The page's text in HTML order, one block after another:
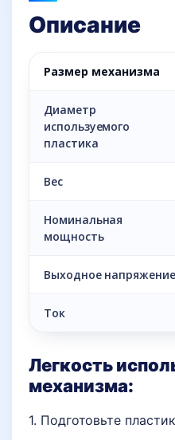
Описание
Размер механизма
Диаметр
используемого
пластика
Вес
Номинальная
мощность
Выходное напряжение
Ток
Легкость
механизма:
1. Подготовьте